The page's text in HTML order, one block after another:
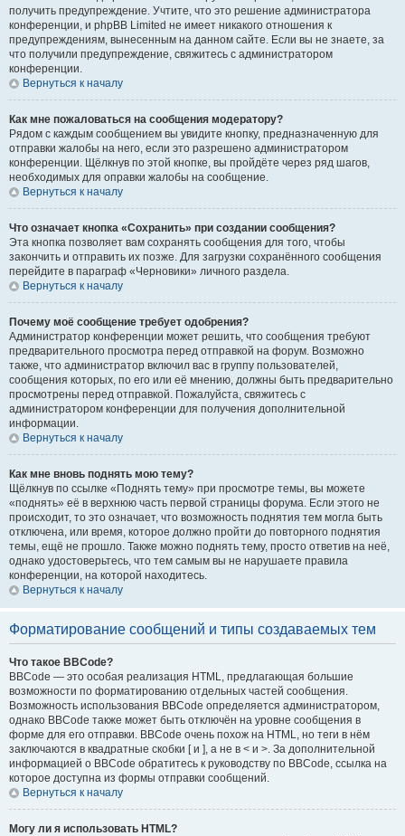
получить предупреждение. Учтите, что это решение администратора
конференции, и phpBB Limited не имеет никакого отношения к
предупреждениям, вынесенным на данном сайте. Если вы не знаете, за
что получили предупреждение, свяжитесь с администратором
конференции.
Вернуться к началу
Как мне пожаловаться на сообщения модератору?
Рядом с каждым сообщением вы увидите кнопку, предназначенную для
отправки жалобы на него, если это разрешено администратором
конференции. Щёлкнув по этой кнопке, вы пройдёте через ряд шагов,
необходимых для оправки жалобы на сообщение.
Вернуться к началу
Что означает кнопка «Сохранить» при создании сообщения?
Эта кнопка позволяет вам сохранять сообщения для того, чтобы
закончить и отправить их позже. Для загрузки сохранённого сообщения
перейдите в параграф «Черновики» личного раздела.
Вернуться к началу
Почему моё сообщение требует одобрения?
Администратор конференции может решить, что сообщения требуют
предварительного просмотра перед отправкой на форум. Возможно
также, что администратор включил вас в группу пользователей,
сообщения которых, по его или её мнению, должны быть предварительно
просмотрены перед отправкой. Пожалуйста, свяжитесь с
администратором конференции для получения дополнительной
информации.
Вернуться к началу
Как мне вновь поднять мою тему?
Щёлкнув по ссылке «Поднять тему» при просмотре темы, вы можете
«поднять» её в верхнюю часть первой страницы форума. Если этого не
происходит, то это означает, что возможность поднятия тем могла быть
отключена, или время, которое должно пройти до повторного поднятия
темы, ещё не прошло. Также можно поднять тему, просто ответив на неё,
однако удостоверьтесь, что тем самым вы не нарушаете правила
конференции, на которой находитесь.
Вернуться к началу
Форматирование сообщений и типы создаваемых тем
Что такое BBCode?
BBCode — это особая реализация HTML, предлагающая большие
возможности по форматированию отдельных частей сообщения.
Возможность использования BBCode определяется администратором,
однако BBCode также может быть отключён на уровне сообщения в
форме для его отправки. BBCode очень похож на HTML, но теги в нём
заключаются в квадратные скобки [ и ], а не в < и >. За дополнительной
информацией о BBCode обратитесь к руководству по BBCode, ссылка на
которое доступна из формы отправки сообщений.
Вернуться к началу
Могу ли я использовать HTML?